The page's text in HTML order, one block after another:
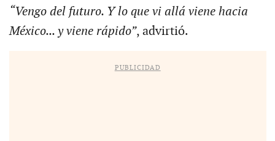
“Vengo del futuro. Y lo que vi allá viene hacia
México... y viene rápido”, advirtió.
PUBLICIDAD